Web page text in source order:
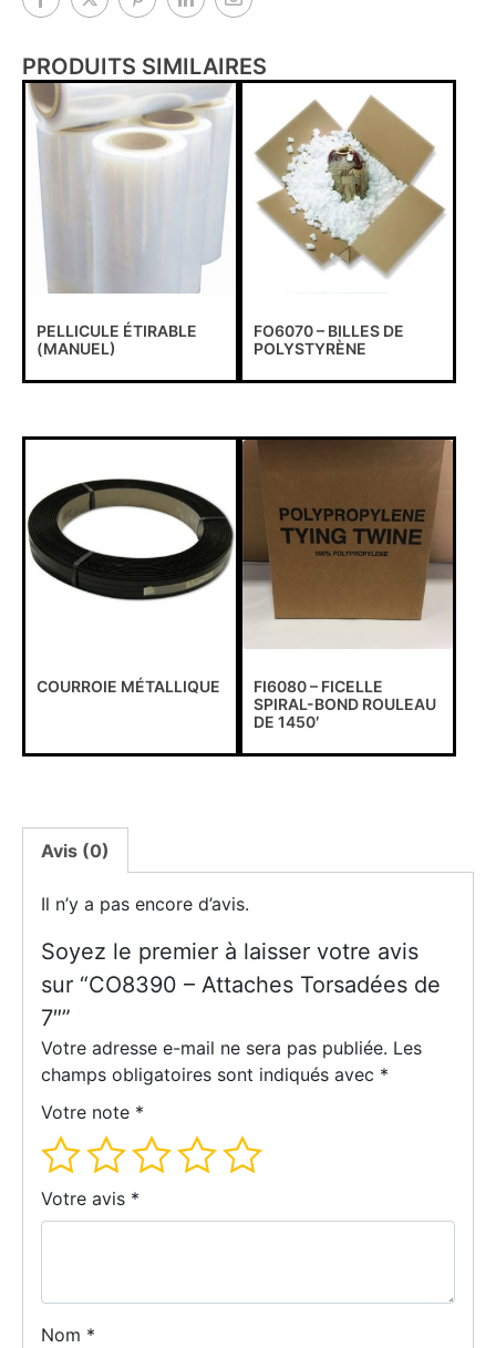
PRODUITS SIMILAIRES
PELLICULE ÉTIRABLE
(MANUEL)
FO6070 – BILLES DE
POLYSTYRÈNE
COURROIE MÉTALLIQUE
FI6080 – FICELLE
SPIRAL-BOND ROULEAU
DE 1450′
Avis (0)
Il n’y a pas encore d’avis.
Soyez le premier à laisser votre avis
sur “CO8390 – Attaches Torsadées de
7″”
Votre adresse e-mail ne sera pas publiée. Les
champs obligatoires sont indiqués avec *
Votre note *
Votre avis *
Nom *